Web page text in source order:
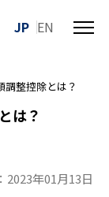
JP EN
メ
る
調整控除とは？
は？
2023年01月13日